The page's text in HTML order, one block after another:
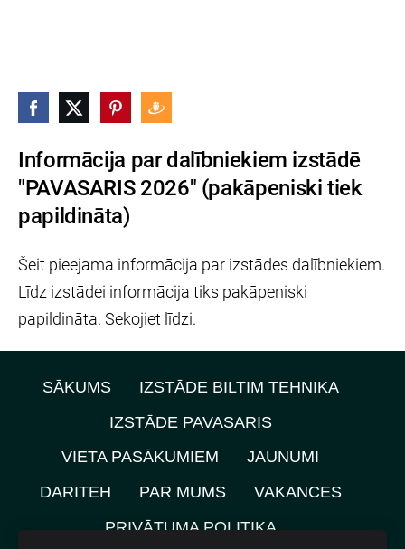
Informācija par dalībniekiem izstādē
"PAVASARIS 2026" (pakāpeniski tiek
papildināta)
Šeit pieejama informācija par izstādes dalībniekiem.
Līdz izstādei informācija tiks pakāpeniski
papildināta. Sekojiet līdzi.
SĀKUMS
IZSTĀDE BILTIM TEHNIKA
IZSTĀDE PAVASARIS
VIETA PASĀKUMIEM
JAUNUMI
DARITEH
PAR MUMS
VAKANCES
PRIVĀTUMA POLITIKA